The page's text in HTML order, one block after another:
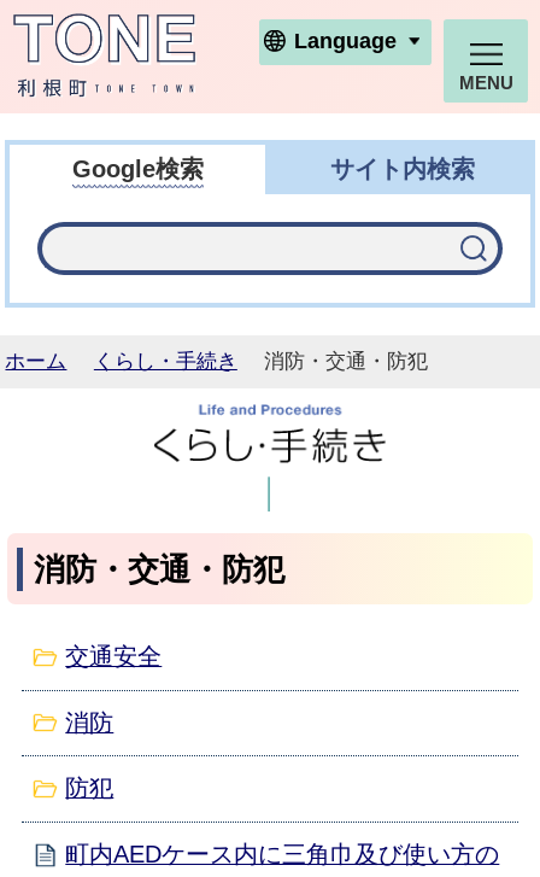
利根町ホームページ
Language
MENU
Google検索 サイト内検索
ホーム くらし・手続き 消防・交通・防犯
消防・交通・防犯
交通安全
消防
防犯
町内AEDケース内に三角巾及び使い方の